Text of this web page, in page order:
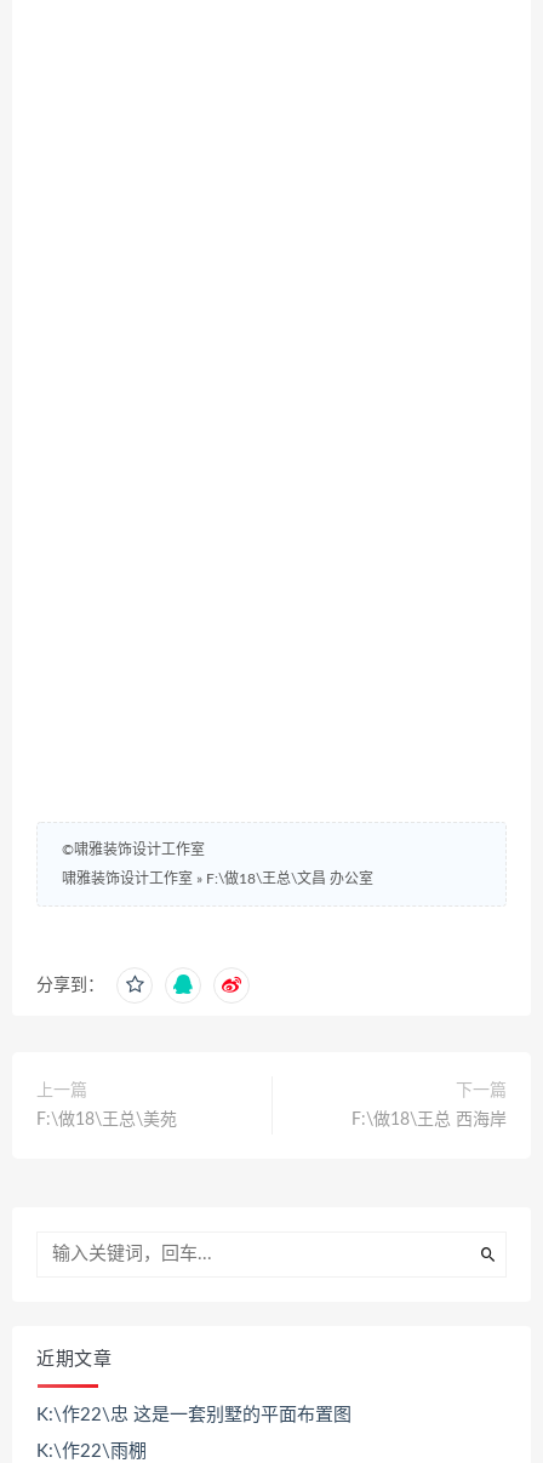
©啸雅装饰设计工作室
啸雅装饰设计工作室 » F:\做18\王总\文昌 办公室
分享到：
上一篇
F:\做18\王总\美苑
下一篇
F:\做18\王总 西海岸
近期文章
K:\作22\忠 这是一套别墅的平面布置图
K:\作22\雨棚